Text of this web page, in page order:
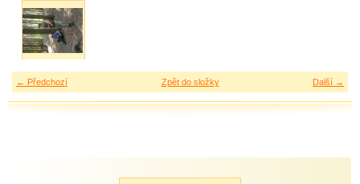
← Předchozí Další →
Zpět do složky